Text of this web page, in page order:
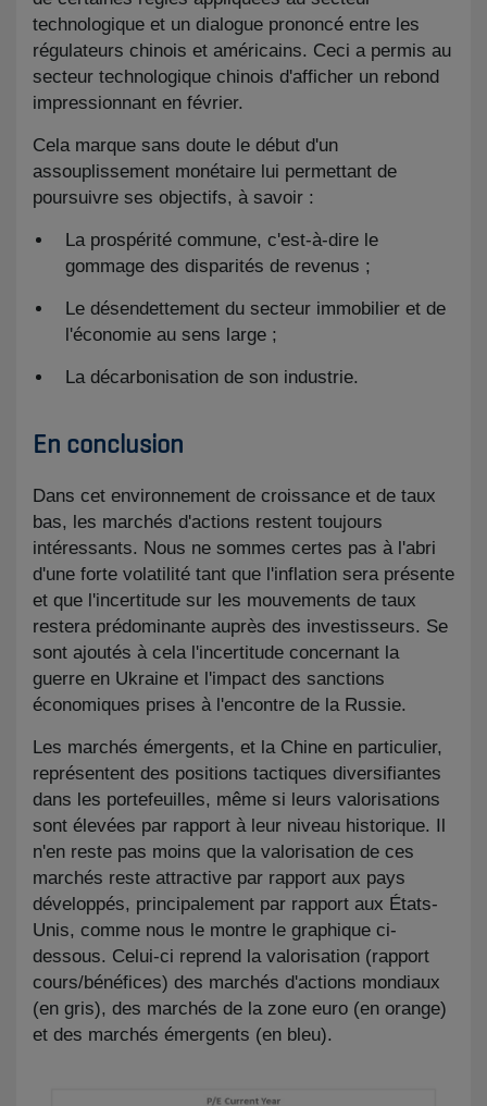
technologique et un dialogue prononcé entre les
régulateurs chinois et américains. Ceci a permis au
secteur technologique chinois d'afficher un rebond
impressionnant en février.
Cela marque sans doute le début d'un
assouplissement monétaire lui permettant de
poursuivre ses objectifs, à savoir :
La prospérité commune, c'est-à-dire le
gommage des disparités de revenus ;
Le désendettement du secteur immobilier et de
l'économie au sens large ;
La décarbonisation de son industrie.
En conclusion ​
Dans cet environnement de croissance et de taux
bas, les marchés d'actions restent toujours
intéressants. Nous ne sommes certes pas à l'abri
d'une forte volatilité tant que l'inflation sera présente
et que l'incertitude sur les mouvements de taux
restera prédominante auprès des investisseurs. Se
sont ajoutés à cela l'incertitude concernant la
guerre en Ukraine et l'impact des sanctions
économiques prises à l'encontre de la Russie.
Les marchés émergents, et la Chine en particulier,
représentent des positions tactiques diversifiantes
dans les portefeuilles, même si leurs valorisations
sont élevées par rapport à leur niveau historique. Il
n'en reste pas moins que la valorisation de ces
marchés reste attractive par rapport aux pays
développés, principalement par rapport aux États-
Unis, comme nous le montre le graphique ci-
dessous. Celui-ci reprend la valorisation (rapport
cours/bénéfices) des marchés d'actions mondiaux
(en gris), des marchés de la zone euro (en orange)
et des marchés émergents (en bleu).